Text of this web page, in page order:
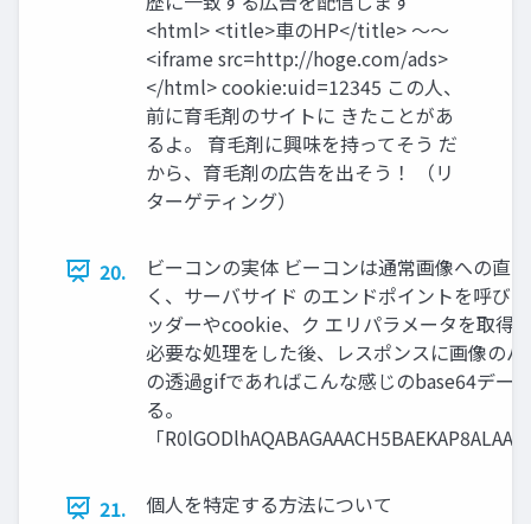
<html> <title>車のHP</title> 〜〜
<iframe src=http://hoge.com/ads>
</html> cookie:uid=12345 この人、
前に育毛剤のサイトに きたことがあ
るよ。 育毛剤に興味を持ってそう だ
から、育毛剤の広告を出そう！ （リ
ターゲティング）
20.
ビーコンの実体 ビーコンは通常画像への直
く、サーバサイド のエンドポイントを呼び
ッダーやcookie、ク エリパラメータを取得
必要な処理をした後、レスポンスに画像の
の透過gifであればこんな感じのbase64デー
る。
「
21. 個人を特定する方法について